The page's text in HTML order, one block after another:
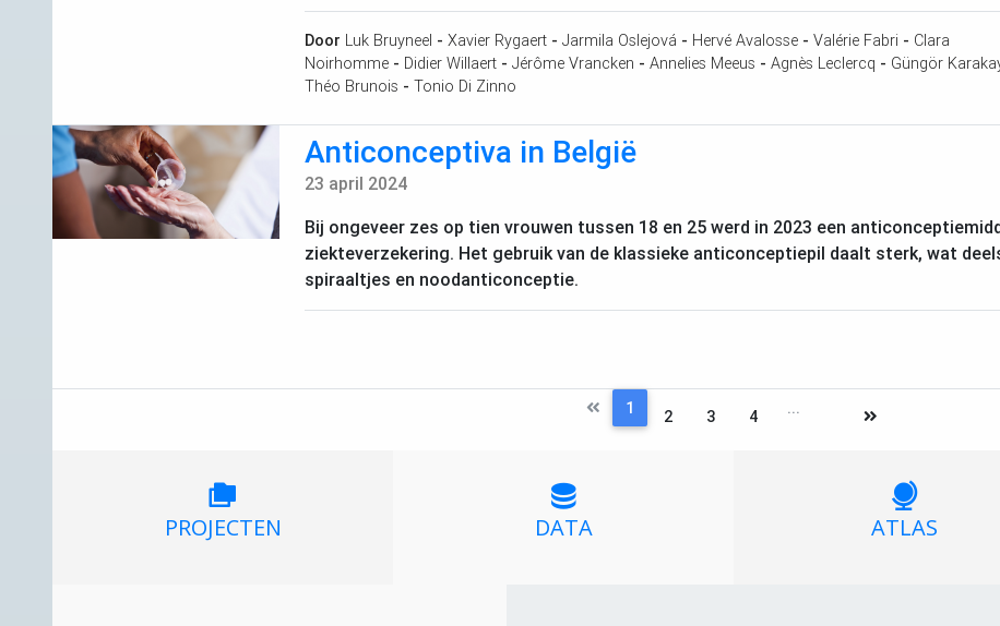
Door Luk Bruyneel - Xavier Rygaert - Jarmila Oslejová - Hervé Avalosse - Valérie Fabri - Clara
Noirhomme - Didier Willaert - Jérôme Vrancken - Annelies Meeus - Agnès Leclercq - Güngör
Théo Brunois - Tonio Di Zinno
Anticonceptiva in België
23 april 2024
Bij ongeveer zes op tien vrouwen tussen 18 en 25 werd in 2023 een
ziekteverzekering. Het gebruik van de klassieke anticonceptiepil daalt sterk, wat
spiraaltjes en noodanticonceptie.
1 2 3 4 ...
PROJECTEN DATA ATLAS